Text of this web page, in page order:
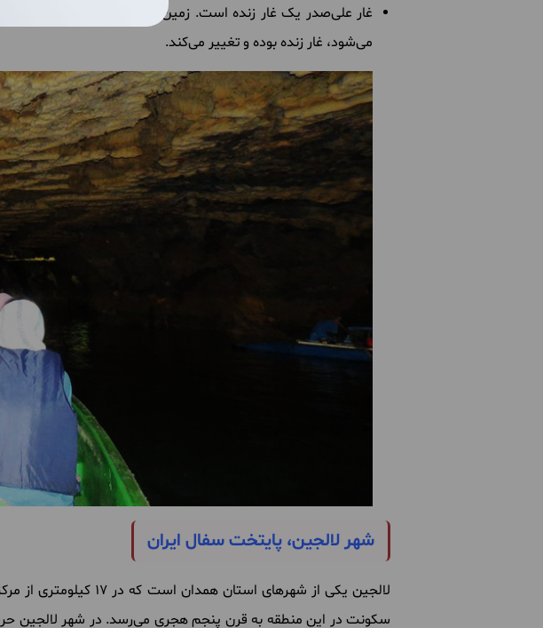
غار علی‌صدر یک غار زنده است. زمین‌شناسان معتقدند تا
می‌شود، غار زنده بوده و تغییر می‌کند.‌
شهر لالجین، پایتخت سفال ایران
لالجین یکی از
سکونت در این منطقه به قرن پنجم هجری می‌رسد. در شهر لالجین